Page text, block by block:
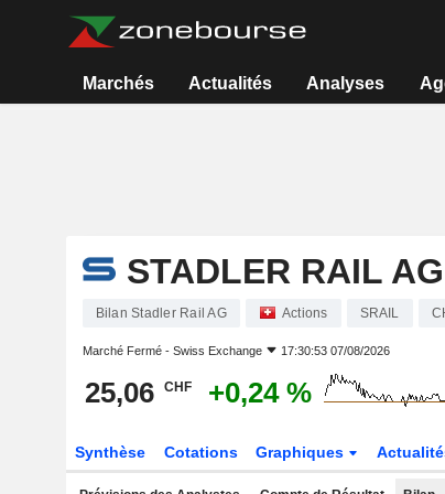
Marchés Actualités Analyses
STADLER RAIL AG
Bilan Stadler Rail AG Actions SRAIL
Marché Fermé - Swiss Exchange 17:30:53 07/08/2026
25,06 CHF +0,24 %
Synthèse Cotations Graphiques